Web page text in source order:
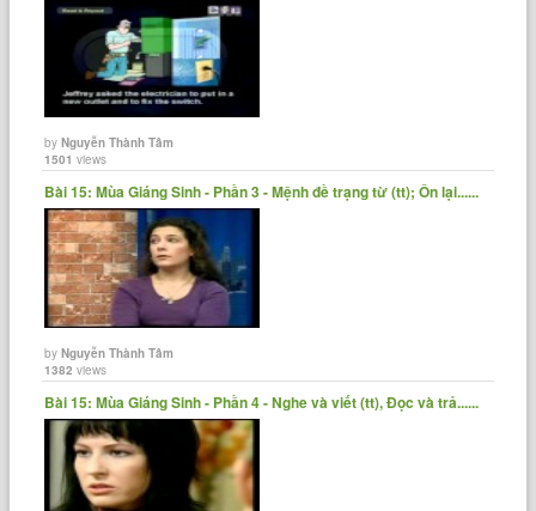
byNguyễn Thành Tâm
1501 views
Bài 15: Mùa Giáng Sinh - Phần 3 - Mệnh đề trạng từ (tt); Ôn lại......
byNguyễn Thành Tâm
1382 views
Bài 15: Mùa Giáng Sinh - Phần 4 - Nghe và viết (tt), Đọc và trả......